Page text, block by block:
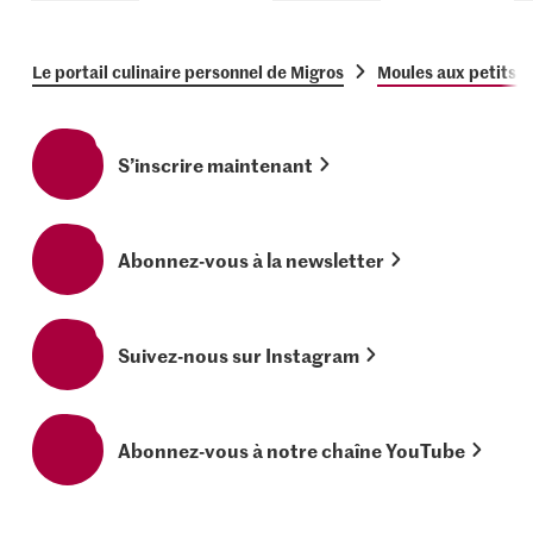
Le portail culinaire personnel de Migros Moules aux petits
S’inscrire maintenant
Abonnez-vous à la newsletter
Suivez-nous sur Instagram
Abonnez-vous à notre chaîne YouTube